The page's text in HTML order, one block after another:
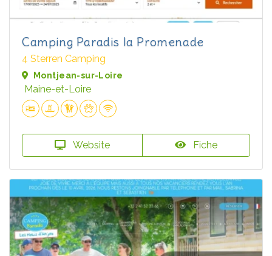
Camping Paradis la Promenade
4 Sterren Camping
Montjean-sur-Loire
Maine-et-Loire
Website Fiche